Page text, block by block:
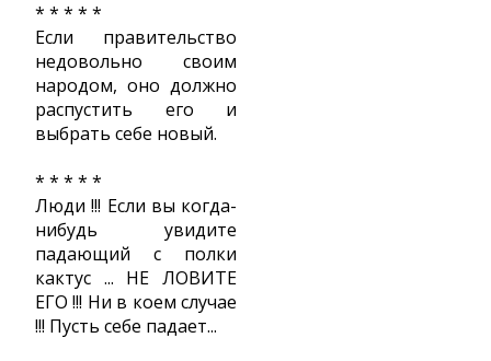
* * * * *
Если правительство
недовольно своим
народом, оно должно
распустить его и
выбрать себе новый.
* * * * *
Люди !!! Если вы когда-
нибудь увидите
падающий с полки
кактус ... НЕ ЛОВИТЕ
ЕГО !!! Ни в коем случае
!!! Пусть себе падает...